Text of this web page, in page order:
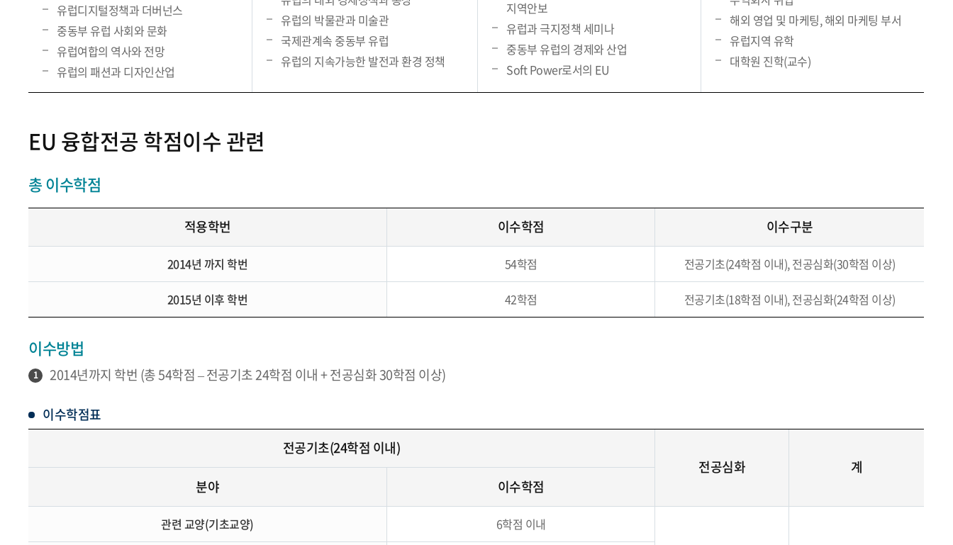
유럽디지털정책과 더버넌스
중동부 유럽 사회와 문화
유럽여합의 역사와 전망
유럽의 패션과 디자인산업
유럽의 박물관과 미술관
국제관계속 중동부 유럽
유럽의 지속가능한 발전과 환경 정책
지역안보
유럽과 극지정책 세미나
중동부 유럽의 경제와 산업
Soft Power로서의 EU
해외 영업 및 마케팅, 해외 마케팅 부서
유럽지역 유학
대학원 진학(교수)
EU 융합전공 학점이수 관련
총 이수학점
적용학번 이수학점 이수구분
2014년 까지 학번 54학점 전공기초(24학점 이내), 전공심화(30학점 이상)
2015년 이후 학번 42학점 전공기초(18학점 이내), 전공심화(24학점 이상)
이수방법
1 2014년까지 학번 (총 54학점 – 전공기초 24학점 이내 + 전공심화 30학점 이상)
이수학점표
전공기초(24학점 이내)
전공심화
계
분야
이수학점
관련 교양(기초교양) 6학점 이내